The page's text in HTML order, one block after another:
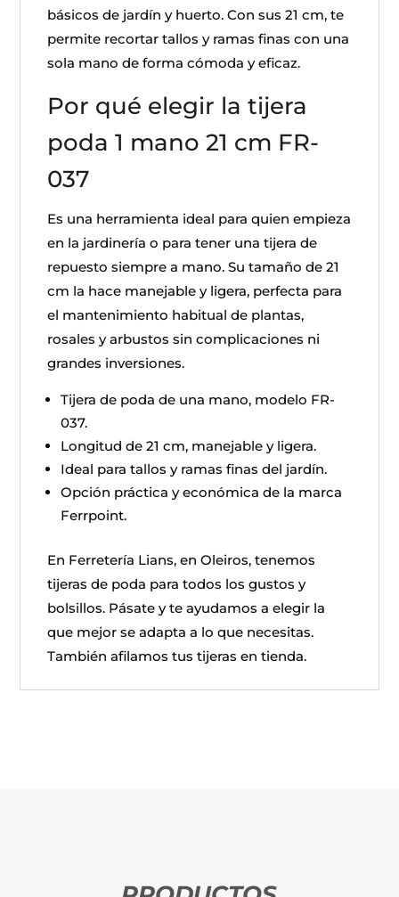
básicos de jardín y huerto. Con sus 21 cm, te
permite recortar tallos y ramas finas con una
sola mano de forma cómoda y eficaz.
Por qué elegir la tijera
poda 1 mano 21 cm FR-
037
Es una herramienta ideal para quien empieza
en la jardinería o para tener una tijera de
repuesto siempre a mano. Su tamaño de 21
cm la hace manejable y ligera, perfecta para
el mantenimiento habitual de plantas,
rosales y arbustos sin complicaciones ni
grandes inversiones.
Tijera de poda de una mano, modelo FR-
037.
Longitud de 21 cm, manejable y ligera.
Ideal para tallos y ramas finas del jardín.
Opción práctica y económica de la marca
Ferrpoint.
En Ferretería Lians, en Oleiros, tenemos
tijeras de poda para todos los gustos y
bolsillos. Pásate y te ayudamos a elegir la
que mejor se adapta a lo que necesitas.
También afilamos tus tijeras en tienda.